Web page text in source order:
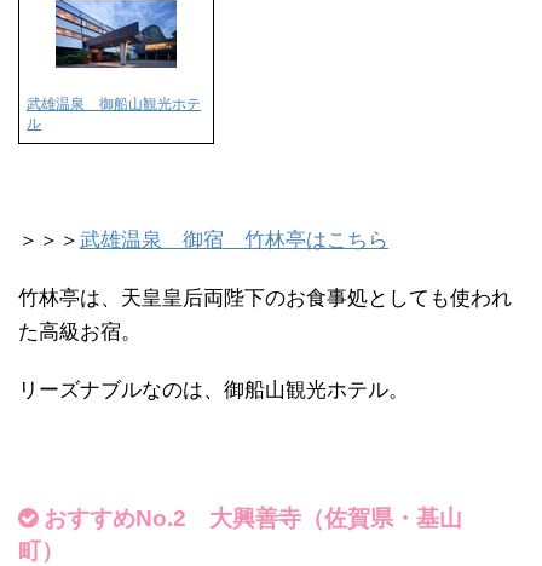
武雄温泉 御船山観光ホテ
ル
＞＞＞ 武雄温泉 御宿 竹林亭はこちら
竹林亭は、天皇皇后両陛下のお食事処としても使われ
た高級お宿。
リーズナブルなのは、御船山観光ホテル。
おすすめNo.2 大興善寺（佐賀県・基山
町）